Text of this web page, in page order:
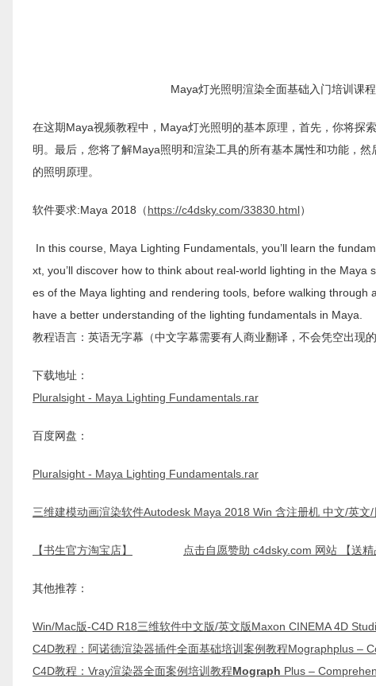
Maya灯光照明渲染全面基础入门培训课
在这期Maya视频教程中，Maya灯光照明的基本原理，首先，你将探
明。最后，您将了解Maya照明和渲染工具的所有基本属性和功能，
的照明原理。
软件要求:Maya 2018（https://c4dsky.com/33830.html）
In this course, Maya Lighting Fundamentals, you’ll learn the
xt, you’ll discover how to think about real-world lighting in the
es of the Maya lighting and rendering tools, before walking through
have a better understanding of the lighting fundamentals in Maya.
教程语言：英语无字幕（中文字幕需要有人商业翻译，不会凭空出现的
下载地址：
Pluralsight - Maya Lighting Fundamentals.rar
百度网盘：
Pluralsight - Maya Lighting Fundamentals.rar
三维建模动画渲染软件Autodesk Maya 2018 Win 含注册机 中文/英文
【书生官方淘宝店】 点击自愿赞助 c4dsky.com 网站 【送精
其他推荐：
Win/Mac版-C4D R18三维软件中文版/英文版Maxon CINEMA 4D
C4D教程：阿诺德渲染器插件全面基础培训案例教程Mographplus –
C4D教程：Vray渲染器全面案例培训教程Mograph Plus –